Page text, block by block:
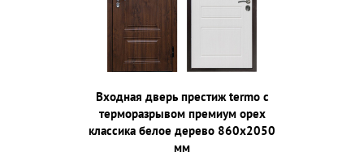
Входная дверь престиж termo с
терморазрывом премиум орех
классика белое дерево 860х2050
мм